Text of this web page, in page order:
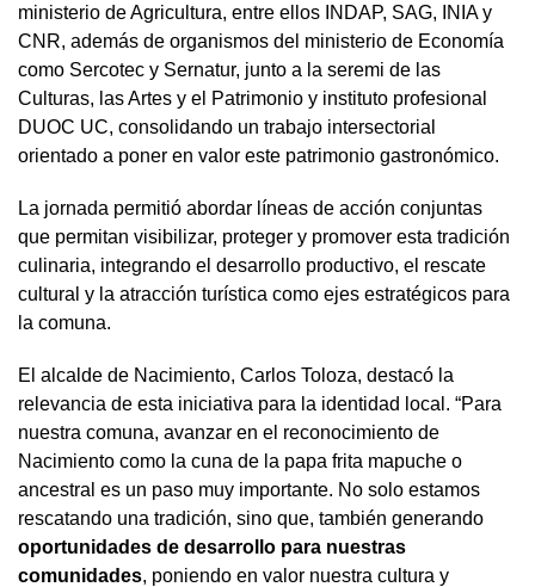
ministerio de Agricultura, entre ellos INDAP, SAG, INIA y
CNR, además de organismos del ministerio de Economía
como Sercotec y Sernatur, junto a la seremi de las
Culturas, las Artes y el Patrimonio y instituto profesional
DUOC UC, consolidando un trabajo intersectorial
orientado a poner en valor este patrimonio gastronómico.
La jornada permitió abordar líneas de acción conjuntas
que permitan visibilizar, proteger y promover esta tradición
culinaria, integrando el desarrollo productivo, el rescate
cultural y la atracción turística como ejes estratégicos para
la comuna.
El alcalde de Nacimiento, Carlos Toloza, destacó la
relevancia de esta iniciativa para la identidad local. “Para
nuestra comuna, avanzar en el reconocimiento de
Nacimiento como la cuna de la papa frita mapuche o
ancestral es un paso muy importante. No solo estamos
rescatando una tradición, sino que, también generando
oportunidades de desarrollo para nuestras
comunidades, poniendo en valor nuestra cultura y